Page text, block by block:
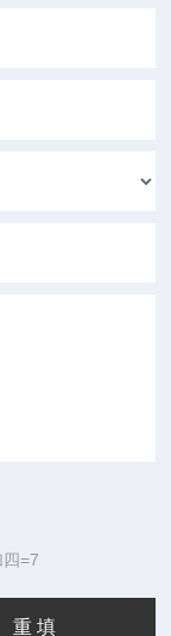
=7